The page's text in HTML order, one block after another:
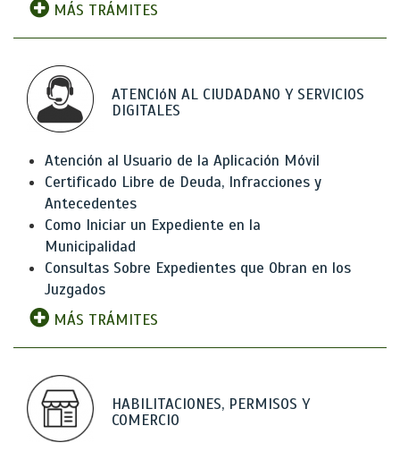
MÁS TRÁMITES
ATENCIóN AL CIUDADANO Y SERVICIOS
DIGITALES
Atención al Usuario de la Aplicación Móvil
Certificado Libre de Deuda, Infracciones y
Antecedentes
Como Iniciar un Expediente en la
Municipalidad
Consultas Sobre Expedientes que Obran en los
Juzgados
MÁS TRÁMITES
HABILITACIONES, PERMISOS Y
COMERCIO